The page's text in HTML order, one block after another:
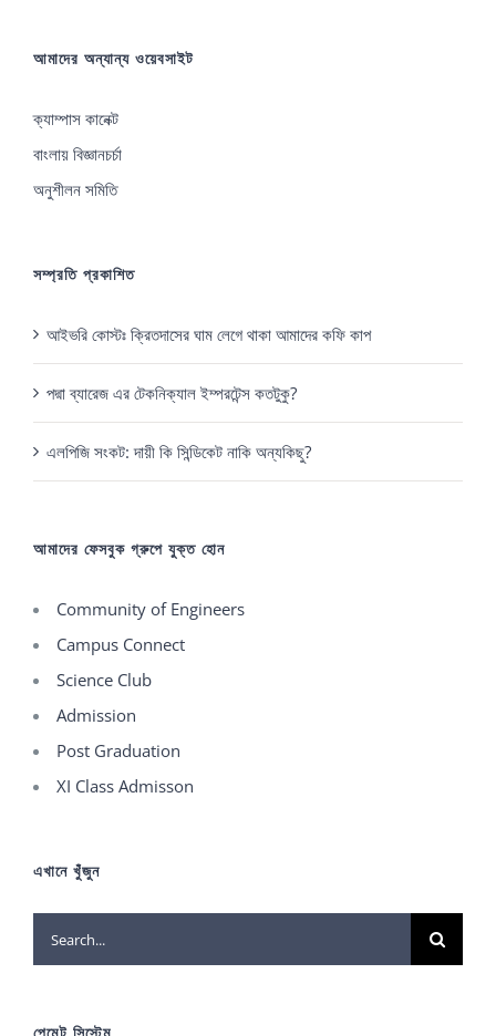
আমাদের অন্যান্য ওয়েবসাইট
ক্যাম্পাস কানেক্ট
বাংলায় বিজ্ঞানচর্চা
অনুশীলন সমিতি
সম্প্রতি প্রকাশিত
আইভরি কোস্টঃ ক্রিতদাসের ঘাম লেগে থাকা আমাদের কফি কাপ
পদ্মা ব্যারেজ এর টেকনিক্যাল ইম্পরটেন্স কতটুকু?
এলপিজি সংকট: দায়ী কি সিন্ডিকেট নাকি অন্যকিছু?
আমাদের ফেসবুক গ্রুপে যুক্ত হোন
Community of Engineers
Campus Connect
Science Club
Admission
Post Graduation
XI Class Admisson
এখানে খুঁজুন
Search
for: